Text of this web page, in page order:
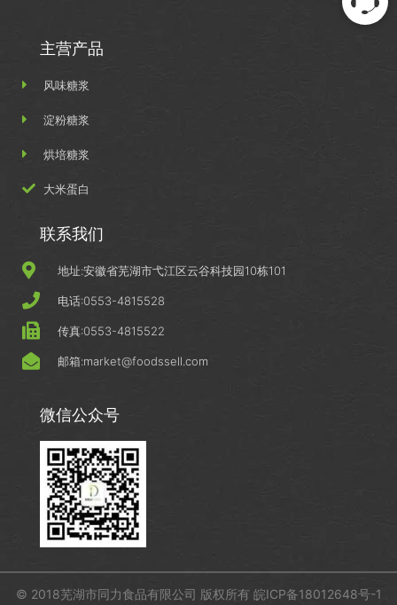
主营产品
风味糖浆
淀粉糖浆
烘培糖浆
大米蛋白
联系我们
地址:安徽省芜湖市弋江区云谷科技园10栋101
电话:0553-4815528
传真:0553-4815522
邮箱:market@foodssell.com
微信公众号
© 2018芜湖市同力食品有限公司 版权所有 皖ICP备18012648号-1